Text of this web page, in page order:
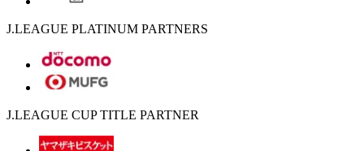
J.LEAGUE PLATINUM PARTNERS
J.LEAGUE CUP TITLE PARTNER